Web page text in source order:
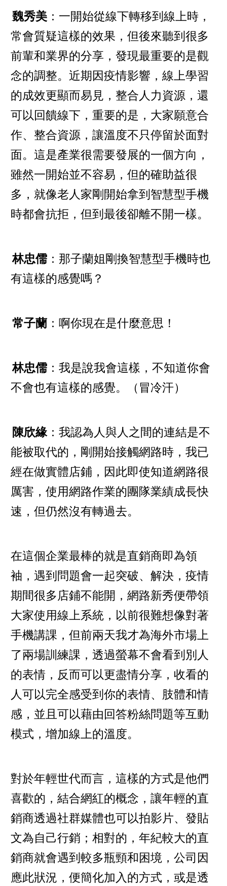
魏秀美 ：一開始從線下轉移到線上時，
常會質疑這樣的效果，但後來聽到很多
前輩和業界的分享，發現最重要的是觀
念的調整。近期因疫情影響，線上學習
的成效更顯而易見，整合人力資源，還
可以回饋線下，重要的是，大家願意合
作、整合資源，讓溫度不只停留於面對
面。這是產業很需要發展的一個方向，
雖然一開始並不容易，但的確助益很
多，就像老人家剛開始拿到智慧型手機
時都會抗拒，但到最後卻離不開一樣。
林忠儒 ：那子蘭姐剛換智慧型手機時也
有這樣的感覺嗎？
常子蘭 ：啊你現在是什麼意思！
林忠儒 ：我是說我會這樣，不知道你會
不會也有這樣的感覺。（冒冷汗）
陳欣緣：我認為人與人之間的連結是不
能被取代的，剛開始接觸網路時，我已
經在做實體店鋪，因此即使知道網路很
厲害，使用網路作業的團隊業績成長快
速，但仍然沒有轉過去。
在這個企業最棒的就是直銷商即為領
袖，遇到問題會一起突破、解決，疫情
期間很多店鋪不能開，網路新秀便帶領
大家使用線上系統，以前很難想像對著
手機講課，但前兩天我才為海外市場上
了兩場訓練課，透過螢幕不會看到別人
的表情，反而可以更盡情分享，收看的
人可以完全感受到你的表情、肢體和情
感，並且可以藉由回答粉絲問題等互動
模式，增加線上的溫度。
對於年輕世代而言，這樣的方式是他們
喜歡的，結合網紅的概念，讓年輕的直
銷商透過社群媒體也可以拍影片、發貼
文為自己行銷；相對的，年紀較大的直
銷商就會遇到較多瓶頸和困境，公司因
應此狀況，便簡化加入的方式，或是透